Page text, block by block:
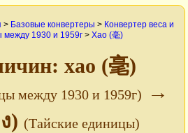
> Базовые конвертеры > Конвертер веса и
между 1930 и 1959г > Хао (毫)
хао (毫)
между 1930 и 1959г)
→
) (Тайские единицы)